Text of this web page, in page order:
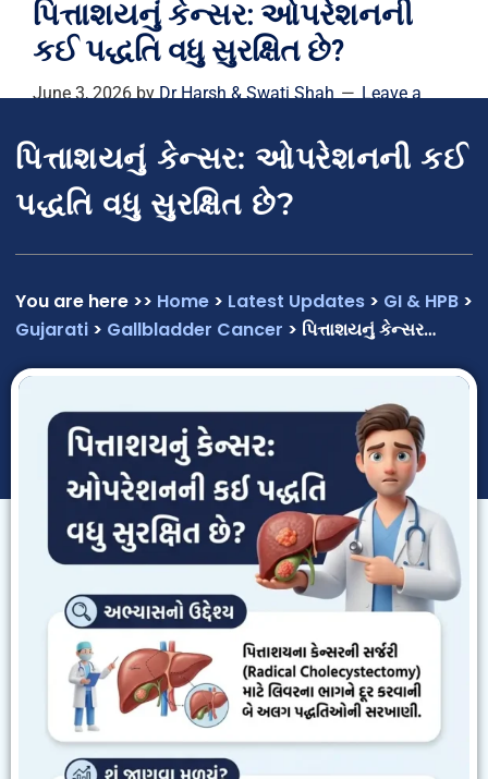
પિત્તાશયનું કેન્સર: ઓપરેશનની
કઈ પદ્ધતિ વધુ સુરક્ષિત છે?
June 3, 2026byDr Harsh & Swati Shah
Leave a
પિત્તાશયનું કેન્સર: ઓપરેશનની કઈ
પદ્ધતિ વધુ સુરક્ષિત છે?
You are here >> Home > Latest Updates > GI & HPB >
Gujarati > Gallbladder Cancer > પિત્તાશયનું કેન્સર…